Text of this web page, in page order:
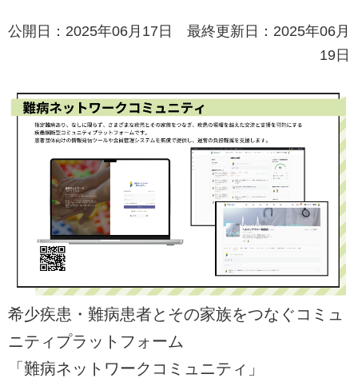
公開日：2025年06月17日 最終更新日：2025年06月
19日
希少疾患・難病患者とその家族をつなぐコミュ
ニティプラットフォーム
「難病ネットワークコミュニティ」